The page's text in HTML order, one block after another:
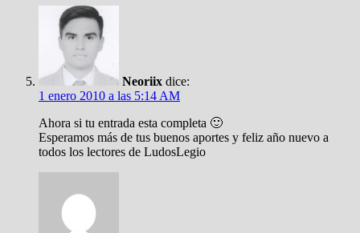
Neoriix dice:
1 enero 2010 a las 5:14 AM
Ahora si tu entrada esta completa 🙂
Esperamos más de tus buenos aportes y feliz año nuevo a
todos los lectores de LudosLegio